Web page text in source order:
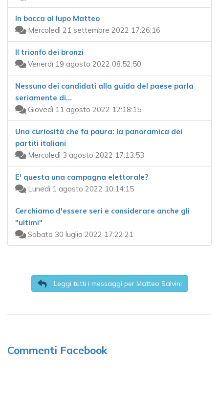
In bocca al lupo Matteo
Mercoledì 21 settembre 2022 17:26:16
Il trionfo dei bronzi
Venerdì 19 agosto 2022 08:52:50
Nessuno dei candidati alla guida del paese parla
seriamente di…
Giovedì 11 agosto 2022 12:18:15
Una curiosità che fa paura: la panoramica dei
partiti italiani
Mercoledì 3 agosto 2022 17:13:53
E' questa una campagna elettorale?
Lunedì 1 agosto 2022 10:14:15
Cerchiamo d'essere seri e considerare anche gli
"ultimi"
Sabato 30 luglio 2022 17:22:21
Leggi tutti i messaggi per Matteo Salvini
Commenti Facebook